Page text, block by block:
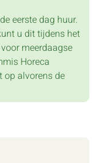
eerste dag huur.
u dit tijdens het
meerdaagse
Horeca
op alvorens de